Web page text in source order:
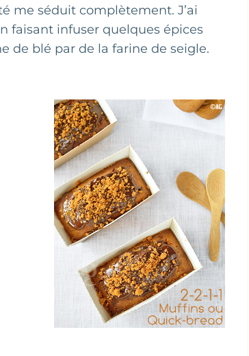
me séduit complètement. J’ai
faisant infuser quelques épices
de blé par de la farine de seigle.